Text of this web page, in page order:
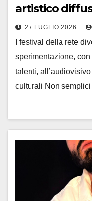
artistico
27 LUGLIO 2026
I festival della rete
sperimentazione,
talenti,
culturali Non